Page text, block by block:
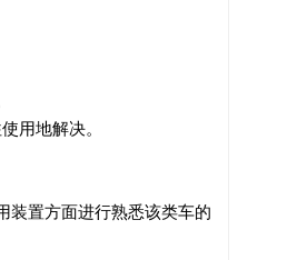
用地解决。
装置方面进行熟悉该类车的